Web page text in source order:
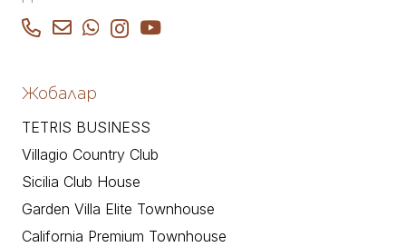
Жобалар
TETRIS BUSINESS
Villagio Country Club
Sicilia Club House
Garden Villa Elite Townhouse
California Premium Townhouse